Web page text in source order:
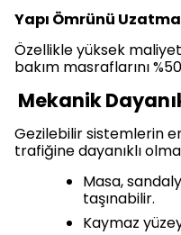
Yapı Ömrünü Uzatma
Özellikle yüksek
bakım masraflarını
Mekanik
Gezilebilir sistemlerin
trafiğine dayanıklı
Masa,
taşınabilir.
Kaymaz